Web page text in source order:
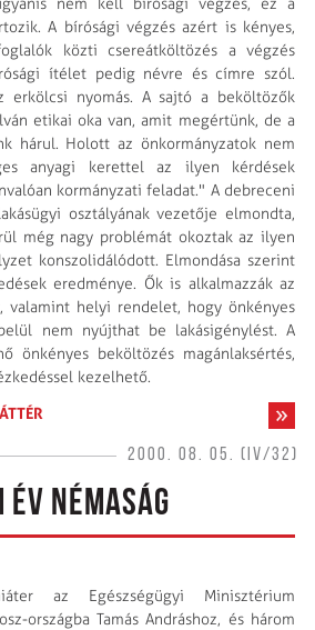
A bírósági végzés azért is kényes,
közti csereátköltözés a végzés
ítélet pedig névre és címre szól.
erkölcsi nyomás. A sajtó a beköltözők
etikai oka van, amit megértünk, de a
hárul. Holott az önkormányzatok nem
anyagi kerettel az ilyen kérdések
kormányzati feladat." A debreceni
osztályának vezetője elmondta,
még nagy problémát okoztak az ilyen
konszolidálódott. Elmondása szerint
eredménye. Ők is alkalmazzák az
valamint helyi rendelet, hogy önkényes
nem nyújthat be lakásigénylést. A
önkényes beköltözés magánlaksértés,
kezelhető.
2000. 08. 05. (IV/32)
ÉV NÉMASÁG
az Egészségügyi Minisztérium
országba Tamás Andráshoz, és három